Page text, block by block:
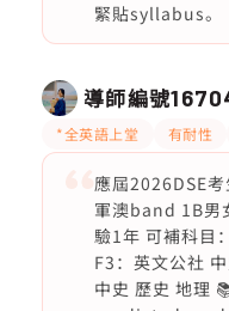
緊貼syllabus。
導師編號
*全英語上堂 有耐性
應屆2026DSE
軍澳band 1B男
驗1年 可補科目
F3：英文公社
中史 歷史 地理